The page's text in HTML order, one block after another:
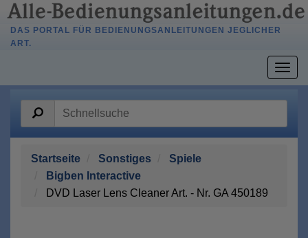
DAS PORTAL FÜR BEDIENUNGSANLEITUNGEN JEGLICHER
ART.
Startseite Sonstiges
Spiele
Bigben Interactive
DVD Laser Lens Cleaner Art. - Nr. GA 450189